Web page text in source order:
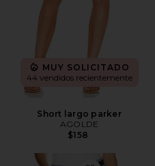
MUY SOLICITADO
44 vendidos recientemente
Short largo parker
AGOLDE
$158